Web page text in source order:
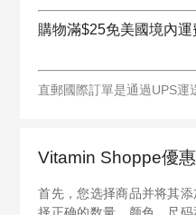
購物滿$25免美國境內運
直郵國際訂單是通過UPS運
Vitamin Shoppe優
首先，您选择商品并将其